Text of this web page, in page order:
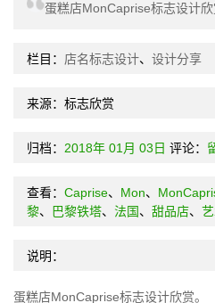
蛋糕店MonCaprise标志设计欣
栏目： 店名标志设计、 设计分享
来源：标志欣赏
归档： 2018年 01月 03日 评论：
查看： Caprise、 Mon、
黎、 巴黎铁塔、 法国、 甜品店、
说明：
蛋糕店MonCaprise标志设计欣赏。